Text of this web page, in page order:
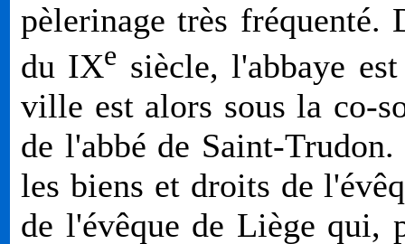
pèlerinage très
du IXe siècle, l'abbaye
ville est alors sous la co-
de l'abbé de Saint-
les biens et droits de
de l'évêque de Liège qui,